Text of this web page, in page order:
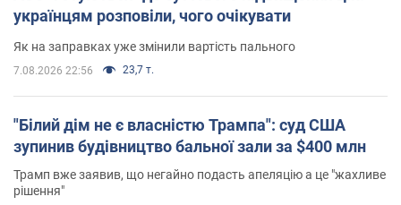
українцям розповіли, чого очікувати
Як на заправках уже змінили вартість пального
7.08.2026 22:56 23,7 т.
"Білий дім не є власністю Трампа": суд США
зупинив будівництво бальної зали за $400 млн
Трамп вже заявив, що негайно подасть апеляцію а це "жахливе
рішення"